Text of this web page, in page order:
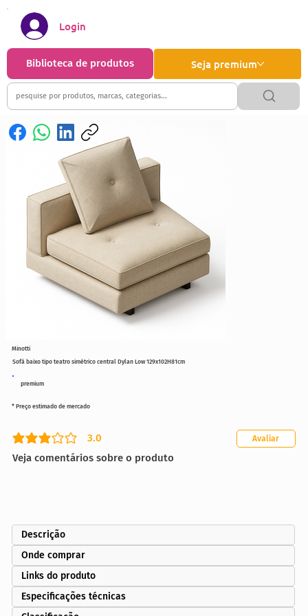
Seja premium
Biblioteca de produtos
Login
premium
Sofá baixo tipo teatro simétrico central Dylan Low 129x102H81cm
3.0
classificação média é 3 de 5
Veja comentários sobre o produto
Avaliar
* Preço estimado de mercado
Minotti
Descrição
Onde comprar
Links do produto
Especificações técnicas